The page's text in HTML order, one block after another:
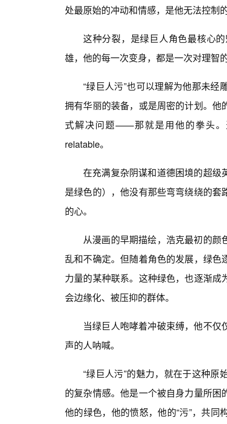
处最原始的冲动和情感，是他无法控制
这种分裂，是绿巨人角色最核心
雄，他的每一次变身，都是一次对理智
“绿巨人污”也可以理解为他那未
拥有华丽的装备，或是周密的计划。
式解决问题——那就是用他的拳头。
relatable。
在充满复杂阴谋和道德困境的超级
是绿色的），他没有那些弯弯绕绕的
的心。
从漫画的早期描绘，浩克最初的
乱和不确定。但随着角色的发展，绿
力量的某种联系。这种绿色，也逐渐
会边缘化、被压抑的群体。
当绿巨人咆哮着冲破束缚，他不
声的人呐喊。
“绿巨人污”的魅力，就在于这种
的复杂情感。他是一个被自身力量所
他的绿色，他的愤怒，他的“污”，共